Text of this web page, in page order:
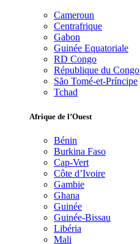
Cameroun
Centrafrique
Gabon
Guinée Equatoriale
RD Congo
République du Congo
São Tomé-et-Príncipe
Tchad
Afrique de l’Ouest
Bénin
Burkina Faso
Cap-Vert
Côte d’Ivoire
Gambie
Ghana
Guinée
Guinée-Bissau
Libéria
Mali